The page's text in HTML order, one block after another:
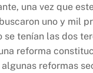
una vez que
uno y mil
se tenían las dos
reforma
reformas